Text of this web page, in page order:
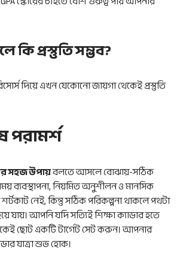
কি প্রস্তুতি সম্ভব?
দিয়ে এখন যেকোনো জায়গা থেকেই প্রস্তুতি
সহজ উপায়বলতে আসলে বোঝায়-সঠিক
ব্যবস্থাপনা, নিয়মিত অনুশীলন ও মানসিক
নেই, কিন্তু সঠিক পরিকল্পনা থাকলে পথটা
যায়। আপনি যদি সত্যিই শিক্ষা ক্যাডার হতে
ছোট একটি টার্গেট সেট করুন। আপনার
যাত্রা শুভ হোক।